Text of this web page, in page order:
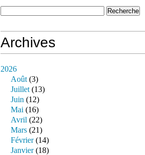
Archives
2026
Août(3)
Juillet(13)
Juin (12)
Mai (16)
Avril (22)
Mars (21)
Février(14)
Janvier(18)